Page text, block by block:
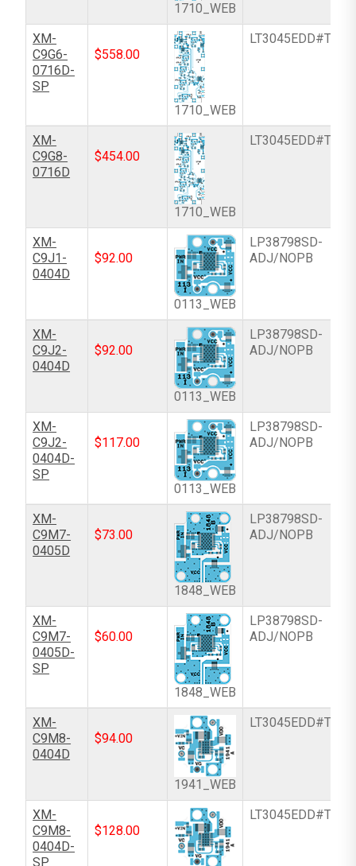
1710_WEB
XM-
C9G6-
0716D-
SP
$558.00
1710_WEB
XM-
C9G8-
0716D
$454.00
1710_WEB
XM-
C9J1-
0404D
$92.00
0113_WEB
LP38798SD-
ADJ/NOPB
XM-
C9J2-
0404D
$92.00
0113_WEB
LP38798SD-
ADJ/NOPB
XM-
C9J2-
0404D-
SP
$117.00
0113_WEB
LP38798SD-
ADJ/NOPB
XM-
C9M7-
0405D
$73.00
1848_WEB
LP38798SD-
ADJ/NOPB
XM-
C9M7-
0405D-
SP
$60.00
1848_WEB
LP38798SD-
ADJ/NOPB
XM-
C9M8-
0404D
$94.00
1941_WEB
XM-
C9M8-
0404D-
SP
$128.00